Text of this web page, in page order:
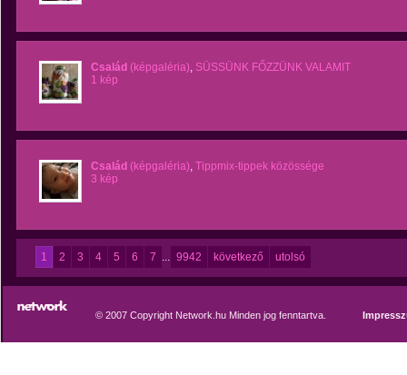
Család (képgaléria), SÜSSÜNK FŐZZÜNK VALAMIT
1 kép
Család (képgaléria), Tippmix-tippek közössége
3 kép
1 2 3 4 5 6 7 ... 9942 következő utolsó
© 2007 Copyright Network.hu Minden jog fenntartva.